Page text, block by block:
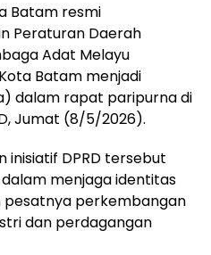
Batam resmi
Peraturan Daerah
Adat Melayu
Batam menjadi
dalam rapat paripurna di
Jumat (8/5/2026).
inisiatif DPRD tersebut
menjaga identitas
pesatnya perkembangan
dan perdagangan